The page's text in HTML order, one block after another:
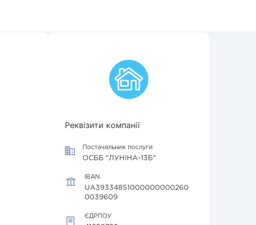
Реквізити компанії
Постачальник послуги
ОСББ "ЛУНІНА-13Б"
IBAN
UA39334851000000000260
0039609
ЄДРПОУ